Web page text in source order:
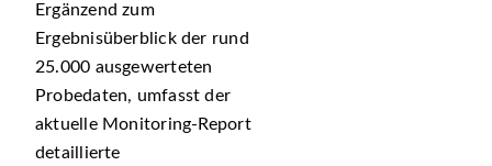
Ergänzend zum
Ergebnisüberblick der rund
25.000 ausgewerteten
Probedaten, umfasst der
aktuelle Monitoring-Report
detaillierte